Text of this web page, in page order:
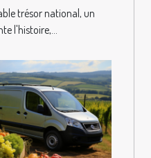
trésor national, un
l'histoire,...